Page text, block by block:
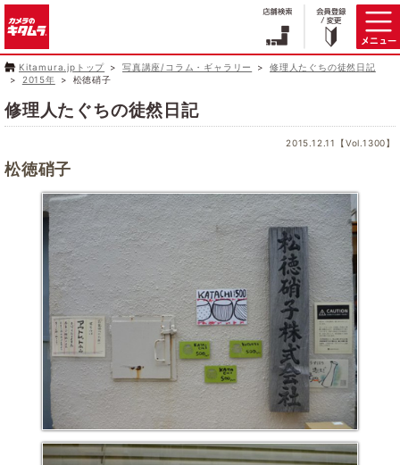
Kitamura.jpトップ 写真講座/コラム・ギャラリー
修理人たぐちの徒然日記
2015年
松徳硝子
修理人たぐちの徒然日記
2015.12.11【Vol.1300】
松徳硝子